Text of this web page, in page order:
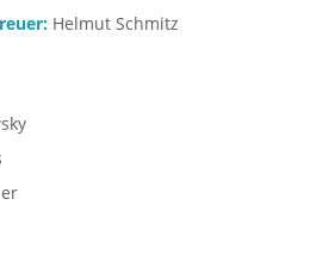
Helmut Schmitz